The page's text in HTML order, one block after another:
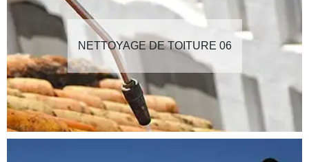
NETTOYAGE DE TOITURE 06